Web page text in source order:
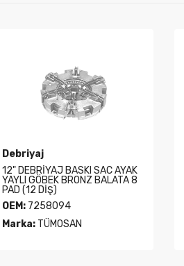
Debriyaj
12" DEBRİYAJ BASKI SAC AYAK
YAYLI GÖBEK BRONZ BALATA 8
PAD (12 DİŞ)
OEM:7258094
Marka:TÜMOSAN